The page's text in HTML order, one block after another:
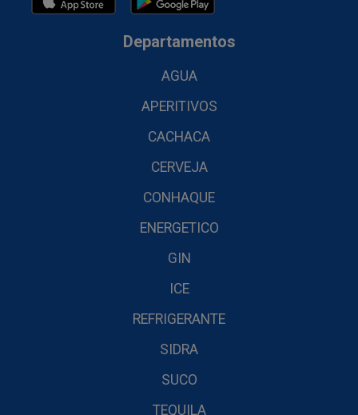
Departamentos
AGUA
APERITIVOS
CACHACA
CERVEJA
CONHAQUE
ENERGETICO
GIN
ICE
REFRIGERANTE
SIDRA
SUCO
TEQUILA